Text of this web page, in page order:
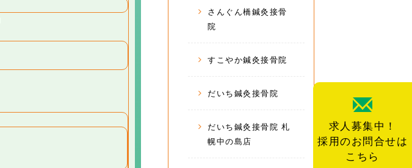
求人募集中！
採用のお問合せは
こちら
さんぐん橋鍼灸接骨
院
すこやか鍼灸接骨院
だいち鍼灸接骨院
だいち鍼灸接骨院 札
幌中の島店